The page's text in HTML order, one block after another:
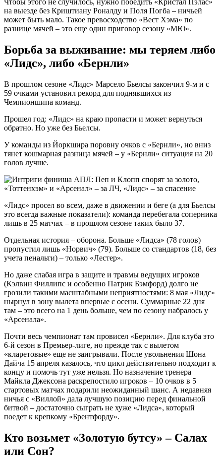
Чтобы этого не случилось, нужно победить «Кристал Пэлас»
на выезде без Криштиану Роналду и Поля Погба – ничьей
может быть мало. Такое превосходство «Вест Хэма» по
разнице мячей – это еще один приговор сезону «МЮ».
Борьба за выживание: мы теряем либо
«Лидс», либо «Бернли»
В прошлом сезоне «Лидс» Марсело Бьелсы закончил 9-м и с
59 очками установил рекорд для поднявшихся из
Чемпионшипа команд.
Прошел год: «Лидс» на краю пропасти и может вернуться
обратно. Но уже без Бьелсы.
У команды из Йоркшира поровну очков с «Бернли», но вниз
тянет кошмарная разница мячей – у «Бернли» ситуация на 20
голов лучше.
«Лидс» просел во всем, даже в движении и беге (а для Бьелсы
это всегда важные показатели): команда перебегала соперника
лишь в 25 матчах – в прошлом сезоне таких было 37.
Отдельная история – оборона. Больше «Лидса» (78 голов)
пропустил лишь «Норвич» (79). Больше со стандартов (18, без
учета пенальти) – только «Лестер».
Но даже слабая игра в защите и травмы ведущих игроков
(Кэлвин Филлипс и особенно Патрик Бэмфорд) долго не
грозили такими масштабными неприятностями: 8 мая «Лидс»
нырнул в зону вылета впервые с осени. Суммарные 22 дня
там – это всего на 1 день больше, чем по сезону набралось у
«Арсенала».
Почти весь чемпионат там провисел «Бернли». Для клуба это
6-й сезон в Премьер-лиге, но прежде так с вылетом
«кларетовые» еще не заигрывали. После увольнения Шона
Дайча 15 апреля казалось, что цикл действительно подходит к
концу и помочь тут уже нельзя. Но назначение тренера
Майкла Джексона раскрепостило игроков – 10 очков в 5
стартовых матчах подарили неожиданный шанс. А недавняя
ничья с «Виллой» дала лучшую позицию перед финальной
битвой – достаточно сыграть не хуже «Лидса», который
поедет к крепкому «Брентфорду».
Кто возьмет «Золотую бутсу» – Салах
или Сон?